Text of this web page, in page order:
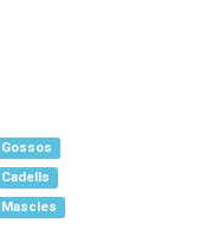
Gossos
Cadells
Mascles